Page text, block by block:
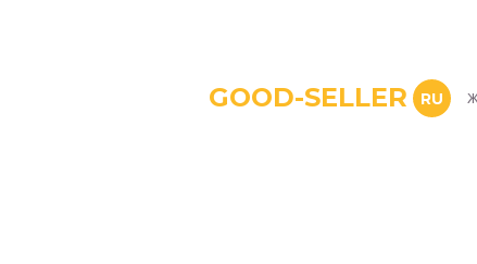
GOOD-SELLER RU